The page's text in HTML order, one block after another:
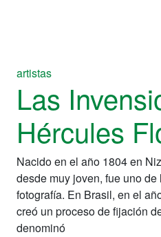
artistas
Las
Hércules
Nacido en el año 1804 en
desde muy joven, fue uno
fotografía. En Brasil, en el
creó un proceso de fijación
denominó